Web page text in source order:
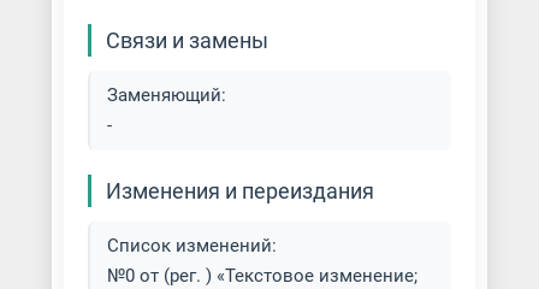
Связи и замены
Заменяющий:
-
Изменения и переиздания
Список изменений:
№0 от (рег. ) «Текстовое изменение;